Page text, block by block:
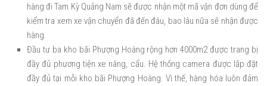
hàng đi Tam Kỳ Quảng Nam sẽ được nhận một mã vận đơn dùng để
kiểm tra xem xe vận chuyển đã đến đâu, bao lâu nữa sẽ nhận được
hàng.
Đầu tư ba kho bãi Phượng Hoàng rộng hơn 4000m2 được trang bị
đầy đủ phương tiện xe nâng, cẩu. Hệ thống camera được lắp đặt
đầy đủ tại mỗi kho bãi Phượng Hoàng. Vì thế, hàng hóa luôn đảm